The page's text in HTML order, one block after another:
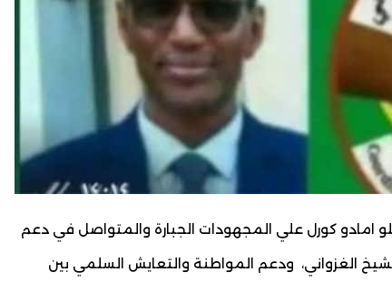
كورل علي المجهودات الجبارة والمتواصل في دعم
الغزواني، ودعم المواطنة والتعايش السلمي بين